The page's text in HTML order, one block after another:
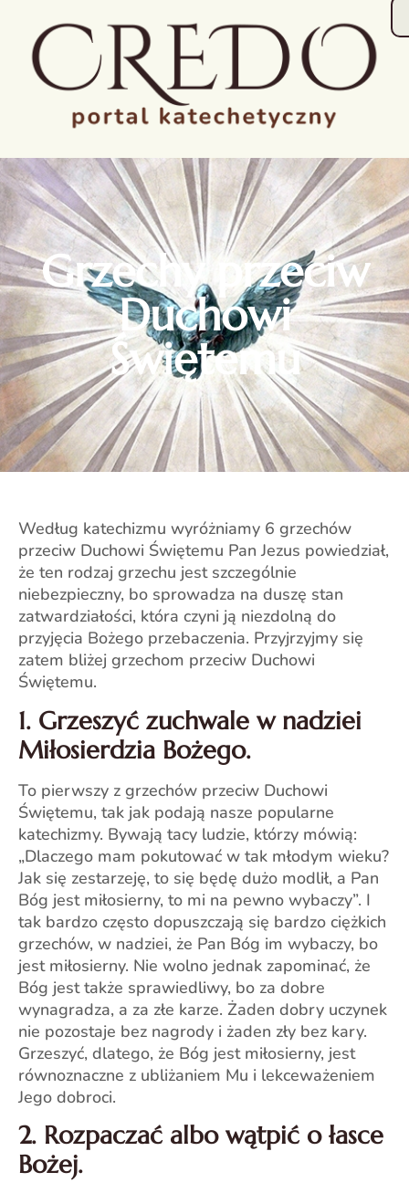
Grzechy przeciw
Duchowi
Świętemu
Według katechizmu wyróżniamy 6 grzechów
przeciw Duchowi Świętemu Pan Jezus powiedział,
że ten rodzaj grzechu jest szczególnie
niebezpieczny, bo sprowadza na duszę stan
zatwardziałości, która czyni ją niezdolną do
przyjęcia Bożego przebaczenia. Przyjrzyjmy się
zatem bliżej grzechom przeciw Duchowi
Świętemu.
1. Grzeszyć zuchwale w nadziei
Miłosierdzia Bożego.
To pierwszy z grzechów przeciw Duchowi
Świętemu, tak jak podają nasze popularne
katechizmy. Bywają tacy ludzie, którzy mówią:
„Dlaczego mam pokutować w tak młodym wieku?
Jak się zestarzeję, to się będę dużo modlił, a Pan
Bóg jest miłosierny, to mi na pewno wybaczy”. I
tak bardzo często dopuszczają się bardzo ciężkich
grzechów, w nadziei, że Pan Bóg im wybaczy, bo
jest miłosierny. Nie wolno jednak zapominać, że
Bóg jest także sprawiedliwy, bo za dobre
wynagradza, a za złe karze. Żaden dobry uczynek
nie pozostaje bez nagrody i żaden zły bez kary.
Grzeszyć, dlatego, że Bóg jest miłosierny, jest
równoznaczne z ubliżaniem Mu i lekceważeniem
Jego dobroci.
2. Rozpaczać albo wątpić o łasce
Bożej.